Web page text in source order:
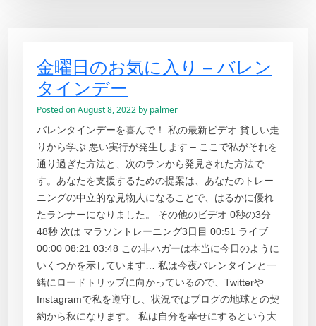
金曜日のお気に入り – バレン
タインデー
Posted onAugust 8, 2022 by palmer
バレンタインデーを喜んで！ 私の最新ビデオ 貧しい走
りから学ぶ 悪い実行が発生します – ここで私がそれを
通り過ぎた方法と、次のランから発見された方法で
す。あなたを支援するための提案は、あなたのトレー
ニングの中立的な見物人になることで、はるかに優れ
たランナーになりました。 その他のビデオ 0秒の3分
48秒 次は マラソントレーニング3日目 00:51 ライブ
00:00 08:21 03:48 この非ハガーは本当に今日のように
いくつかを示しています… 私は今夜​​バレンタインと一
緒にロードトリップに向かっているので、Twitterや
Instagramで私を遵守し、状況ではブログの地球との契
約から秋になります。 私は自分を幸せにするという大